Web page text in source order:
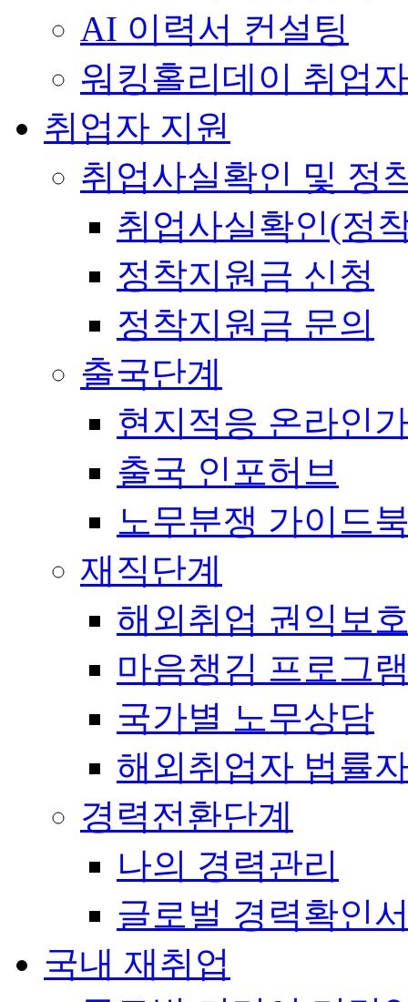
AI 이력서 컨설팅
워킹홀리데이 취업
취업자 지원
취업사실확인 및 정
취업사실확인(정
정착지원금 신청
정착지원금 문의
출국단계
현지적응 온라인
출국 인포허브
노무분쟁 가이드
재직단계
해외취업 권익보
마음챙김 프로그
국가별 노무상담
해외취업자 법률
경력전환단계
나의 경력관리
글로벌 경력확인
국내 재취업